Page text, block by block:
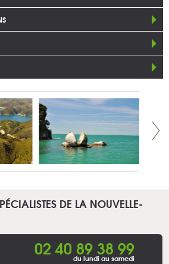
DE LA NOUVELLE-
02 40 89 38 99
du lundi au samedi